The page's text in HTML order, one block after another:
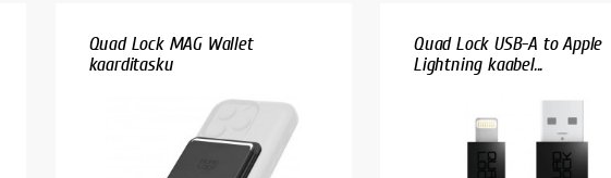
Quad Lock MAG Wallet
kaarditasku
Quad Lock USB-A to Apple
Lightning kaabel...